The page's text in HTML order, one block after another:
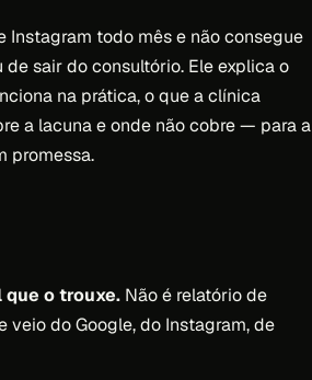
Instagram todo mês e não consegue
sair do consultório. Ele explica o
na prática, o que a clínica
a lacuna e onde não cobre — para a
promessa.
o trouxe. Não é relatório de
veio do Google, do Instagram, de